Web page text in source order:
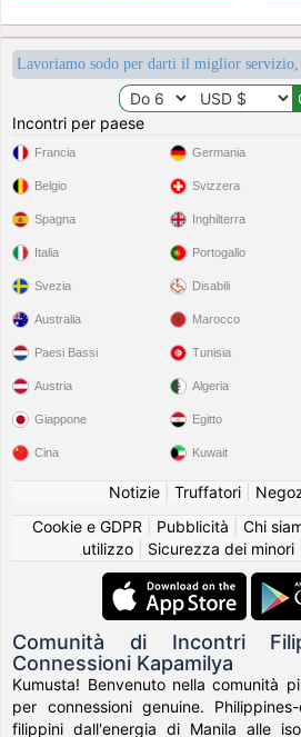
Lavoriamo sodo per darti il miglior
Incontri per paese
Francia
Belgio
Spagna
Italia
Svezia
Germania
Svizzera
Inghilterra
Portogallo
Disabili
Australia
Paesi Bassi
Austria
Giappone
Cina
Marocco
Tunisia
Algeria
Egitto
Kuwait
Notizie| Truffatori|
Cookie e GDPR
Pubblicità Chi
utilizzo| Sicurezza dei minori|
Comunità di Incontri
Connessioni Kapamilya
Kumusta! Benvenuto nella comunità
per connessioni genuine.
filippini dall'energia di Manila alle